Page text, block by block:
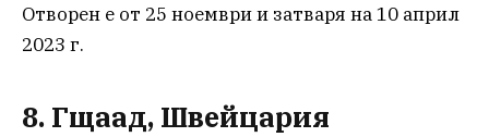
Отворен е от 25 ноември и затваря на 10 април
2023 г.
8. Гщаад, Швейцария